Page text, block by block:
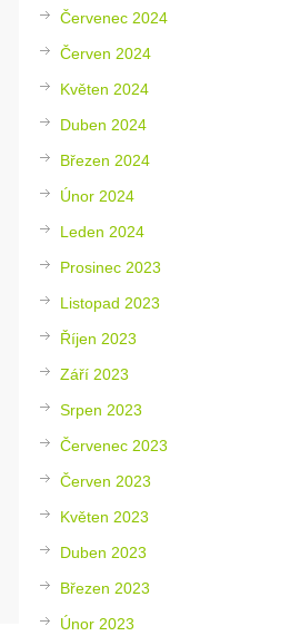
Červenec 2024
Červen 2024
Květen 2024
Duben 2024
Březen 2024
Únor 2024
Leden 2024
Prosinec 2023
Listopad 2023
Říjen 2023
Září 2023
Srpen 2023
Červenec 2023
Červen 2023
Květen 2023
Duben 2023
Březen 2023
Únor 2023